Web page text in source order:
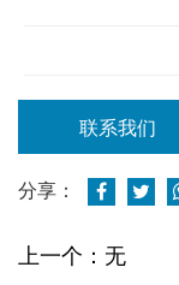
联系我们
分享：
上一个：无